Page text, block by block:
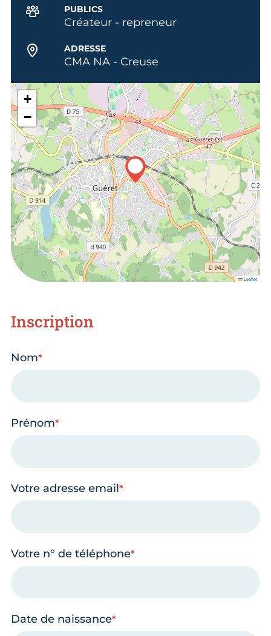
PUBLICS
Créateur - repreneur
ADRESSE
CMA NA - Creuse
+
−
Leaflet
Inscription
Nom
Prénom
Votre adresse email
Votre n° de téléphone
Date de naissance